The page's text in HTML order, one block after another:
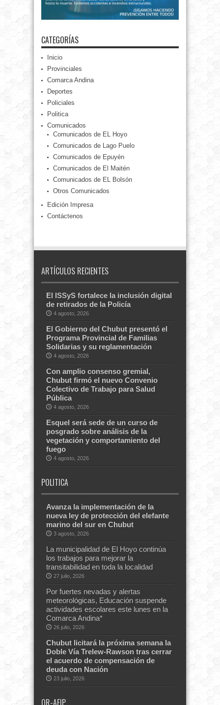
CATEGORÍAS
Inicio
Provinciales
Comarca Andina
Deportes
Policiales
Politica
Comunicados
Comunicados de EL Hoyo
Comunicados de Lago Puelo
Comunicados de Epuyén
Comunicados de El Maitén
Comunicados de EL Bolsón
Otros Comunicados
Edición Impresa
Contáctenos
ARTÍCULOS RECIENTES
El ISSyS fortalece la inclusión digital
de retirados de la Policía
4 agosto, 2026
El Gobierno del Chubut presentó el
Programa Provincial de Familias
Solidarias y su reglamentación
4 agosto, 2026
Con amplio consenso gremial,
Chubut firmó el nuevo Convenio
Colectivo de Trabajo para Salud
Pública
4 agosto, 2026
Esquel será sede de un curso de
posgrado sobre análisis de la
vegetación y comportamiento del
fuego
4 agosto, 2026
POLITICA
Avanza la implementación de la
nueva ley de protección del elefante
marino del sur en Chubut
3 agosto, 2026
La municipalidad de El Hoyo continúa
los trabajos para mejorar la
transitabilidad en toda la localidad
27 julio, 2026
Por fuertes nevadas y alertas
meteorológicas, Educación suspende
actividades escolares este lunes en la
Comarca Andina*
26 julio, 2026
Chubut licitará la próxima semana la
Doble Vía Trelew-Rawson tras cerrar
el acuerdo de compensación de
deuda con Nación
23 julio, 2026
QR-AFIP